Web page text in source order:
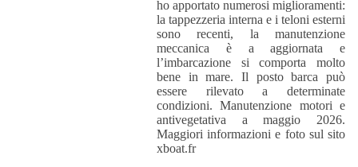
ho apportato numerosi miglioramenti:
la tappezzeria interna e i teloni esterni
sono recenti, la manutenzione
meccanica è a aggiornata e
l’imbarcazione si comporta molto
bene in mare. Il posto barca può
essere rilevato a determinate
condizioni. Manutenzione motori e
antivegetativa a maggio 2026.
Maggiori informazioni e foto sul sito
xboat.fr